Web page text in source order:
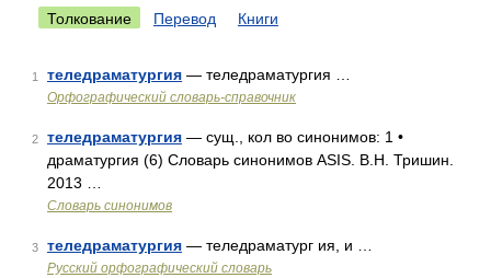
Толкование Перевод Книги
1 теледраматургия — теледраматургия …
Орфографический словарь-справочник
2 теледраматургия — сущ., кол во синонимов: 1 •
драматургия (6) Словарь синонимов ASIS. В.Н. Тришин.
2013 …
Словарь синонимов
3 теледраматургия — теледраматург ия, и …
Русский орфографический словарь